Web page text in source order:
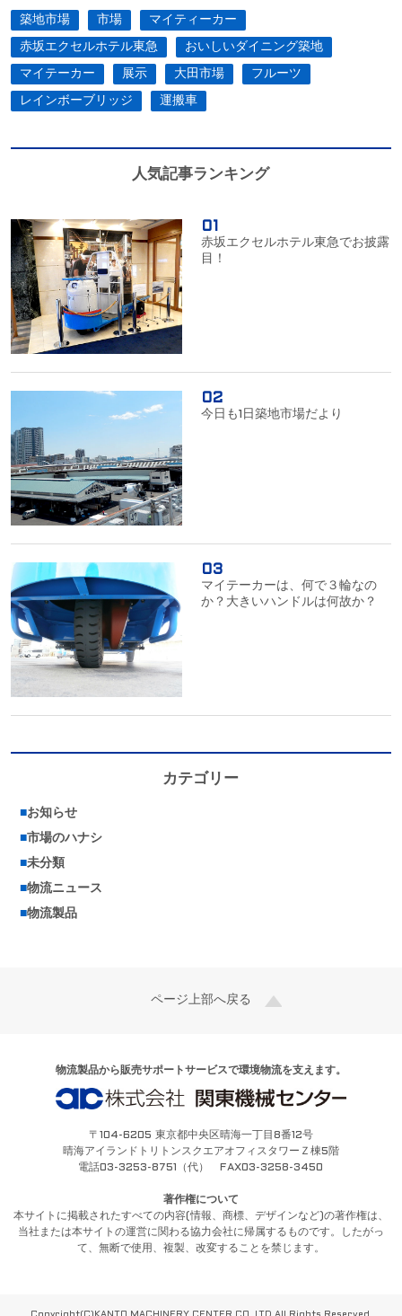
築地市場 市場 マイティーカー
赤坂エクセルホテル東急 おいしいダイニング築地
マイテーカー 展示 大田市場 フルーツ
レインボーブリッジ 運搬車
人気記事ランキング
赤坂エクセルホテル東急でお披露
目！
今日も1日築地市場だより
マイテーカーは、何で３輪なの
か？大きいハンドルは何故か？
カテゴリー
■お知らせ
■市場のハナシ
■未分類
■物流ニュース
■物流製品
ページ上部へ戻る
物流製品から販売サポートサービスで環境物流を支えます。
〒104-6205 東京都中央区晴海一丁目8番12号
晴海アイランドトリトンスクエアオフィスタワーＺ棟5階
電話03-3253-8751（代） FAX03-3258-3450
著作権について
本サイトに掲載されたすべての内容(情報、商標、デザインなど)の著作権は、
当社または本サイトの運営に関わる協力会社に帰属するものです。したがっ
て、無断で使用、複製、改変することを禁じます。